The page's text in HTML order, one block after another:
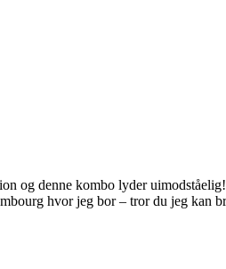
og denne kombo lyder uimodståelig!
hvor jeg bor – tror du jeg kan